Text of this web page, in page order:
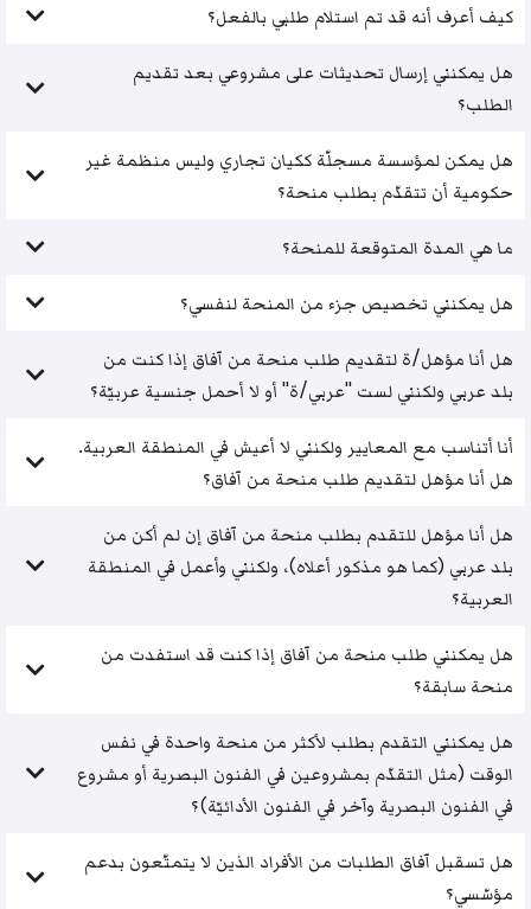
كيف أعرف أنه قد تم استلام طلبي بالفعل؟
هل يمكنني إرسال تحديثات على مشروعي بعد تقديم
الطلب؟
هل يمكن لمؤسسة مسجلّة ككيان تجاري وليس منظمة غير
حكومية أن تتقدّم بطلب منحة؟
ما هي المدة المتوقعة للمنحة؟
هل يمكنني تخصيص جزء من المنحة لنفسي؟
هل أنا مؤهل/ة لتقديم طلب منحة من آفاق إذا كنت من
بلد عربي ولكنني لست "عربي/ة" أو لا أحمل جنسية عربيّة؟
أنا أتناسب مع المعايير ولكنني لا أعيش في المنطقة العربية.
هل أنا مؤهل لتقديم طلب منحة من آفاق؟
هل أنا مؤهل للتقدم بطلب منحة من آفاق إن لم أكن من
بلد عربي (كما هو مذكور أعلاه)، ولكنني وأعمل في المنطقة
العربية؟
هل يمكنني طلب منحة من آفاق إذا كنت قد استفدت من
منحة سابقة؟
هل يمكنني التقدم بطلب لأكثر من منحة واحدة في نفس
الوقت (مثل التقدّم بمشروعين في الفنون البصرية أو مشروع
في الفنون البصرية وآخر في الفنون الأدائيّة)؟
هل تسقبل آفاق الطلبات من الأفراد الذين لا يتمتّعون بدعم
مؤسّسي؟